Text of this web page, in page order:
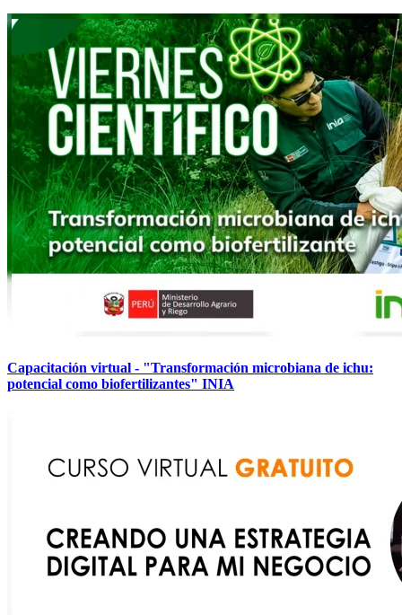
Capacitación virtual - "Transformación microbiana de ichu:
potencial como biofertilizantes" INIA